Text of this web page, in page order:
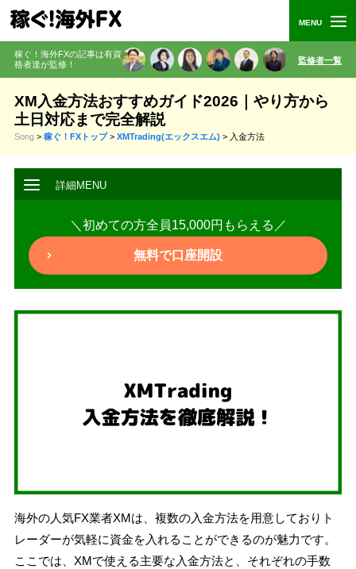
稼ぐ！海外FXの記事は有資
格者達が監修 ！ 監修者一覧
XM入金方法おすすめガイド2026｜やり方から
土日対応まで完全解説
Song > 稼ぐ！FXトップ> XMTrading(エックスエム) > 入金方法
＼初めての方全員15,000円もらえる／
無料で口座開設
海外の人気FX業者XMは、複数の入金方法を用意しておりト
レーダーが気軽に資金を入れることができるのが魅力です。
ここでは、XMで使える主要な入金方法と、それぞれの手数